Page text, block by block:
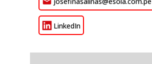
LinkedIn